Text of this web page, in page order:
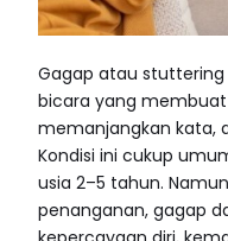
Gagap atau
bicara yang
memanjangkan kata,
Kondisi ini cukup
usia 2–5 tahun.
penanganan, gagap